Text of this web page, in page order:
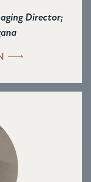
Director;